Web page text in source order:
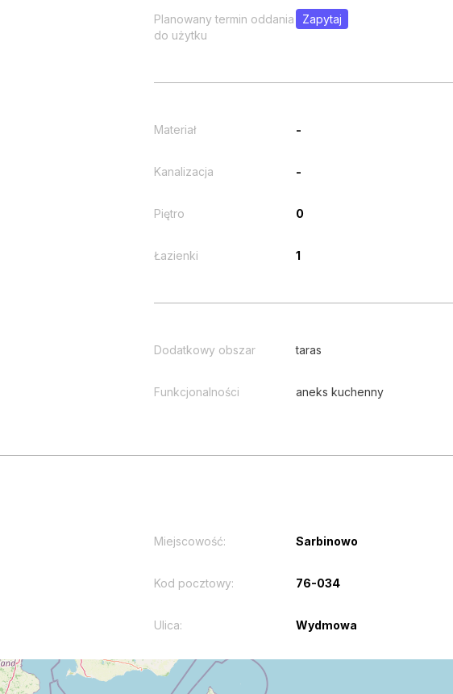
Planowany termin oddania
do użytku
Zapytaj
Materiał -
Kanalizacja -
Piętro 0
Łazienki 1
Dodatkowy obszar taras
Funkcjonalności aneks kuchenny
Miejscowość: Sarbinowo
Kod pocztowy: 76-034
Ulica: Wydmowa